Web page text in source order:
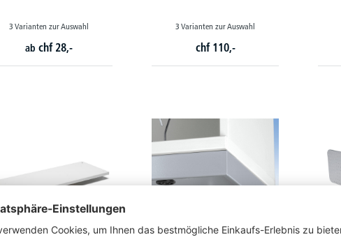
3 Varianten zur Auswahl
ab chf 28,-
3 Varianten zur Auswahl
chf 110,-